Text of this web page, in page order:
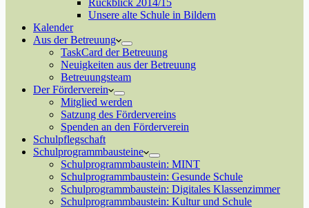
Rückblick 2014/15
Unsere alte Schule in Bildern
Kalender
Aus der Betreuung
TaskCard der Betreuung
Neuigkeiten aus der Betreuung
Betreuungsteam
Der Förderverein
Mitglied werden
Satzung des Fördervereins
Spenden an den Förderverein
Schulpflegschaft
Schulprogrammbausteine
Schulprogrammbaustein: MINT
Schulprogrammbaustein: Gesunde Schule
Schulprogrammbaustein: Digitales Klassenzimmer
Schulprogrammbaustein: Kultur und Schule